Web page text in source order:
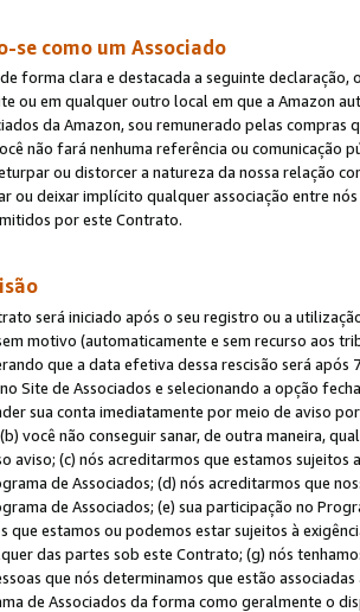
se como um Associado
forma clara e destacada a seguinte
ou em qualquer outro local em que a Amazon
da Amazon, sou remunerado pelas
não fará nenhuma referência ou comunicação
ou distorcer a natureza da nossa relação
ou deixar implícito qualquer associação entre
por este Contrato.
será iniciado após o seu registro ou a
motivo (automaticamente e sem recurso aos
que a data efetiva dessa rescisão será
Site de Associados e selecionando a opção
sua conta imediatamente por meio de aviso
você não conseguir sanar, de outra maneira,
aviso; (c) nós acreditarmos que estamos
de Associados; (d) nós acreditarmos que
de Associados; (e) sua participação no
que estamos ou podemos estar sujeitos à
das partes sob este Contrato; (g) nós
que nós determinamos que estão
de Associados da forma como geralmente o